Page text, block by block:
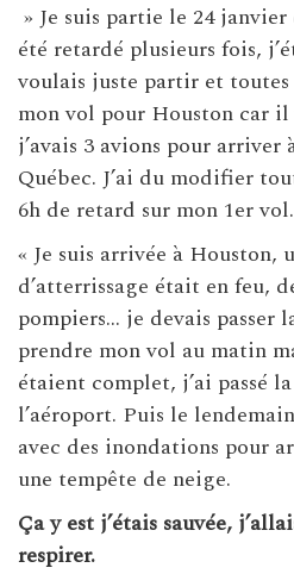
» Je suis partie le 24
été retardé plusieurs fois,
voulais juste partir et
mon vol pour Houston car
j’avais 3 avions pour
Québec. J’ai du modifier
6h de retard sur mon 1er vol.
« Je suis arrivée à Houston,
d’atterrissage était en feu,
pompiers… je devais passer
prendre mon vol au matin
étaient complet, j’ai passé
l’aéroport. Puis le
avec des inondations pour
une tempête de neige.
Ça y est j’étais sauvée,
respirer.